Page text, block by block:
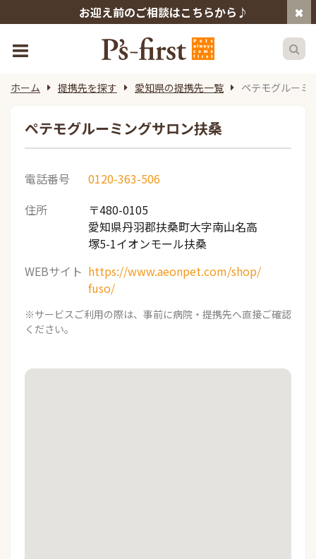
お迎え前のご相談はこちらから♪
ホーム 提携先を探す 愛知県の提携先一覧 ペテモグルーミ
ペテモグルーミングサロン扶桑
電話番号
0120-363-506
住所
〒480-0105
愛知県丹羽郡扶桑町大字南山名高
塚5-1イオンモール扶桑
WEBサイト https://www.aeonpet.com/shop/
fuso/
※サービスご利用の際は、事前に病院・提携先へ直接ご確認
ください。